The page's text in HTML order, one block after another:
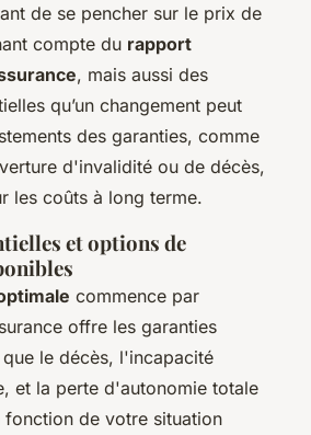
de se pencher sur le prix de
compte du rapport
, mais aussi des
qu’un changement peut
des garanties, comme
d'invalidité ou de décès,
les coûts à long terme.
et options de
commence par
offre les garanties
le décès, l'incapacité
et la perte d'autonomie totale
fonction de votre situation